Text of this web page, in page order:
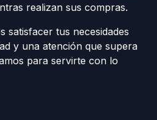
realizan sus compras.
satisfacer tus necesidades
y una atención que supera
para servirte con lo